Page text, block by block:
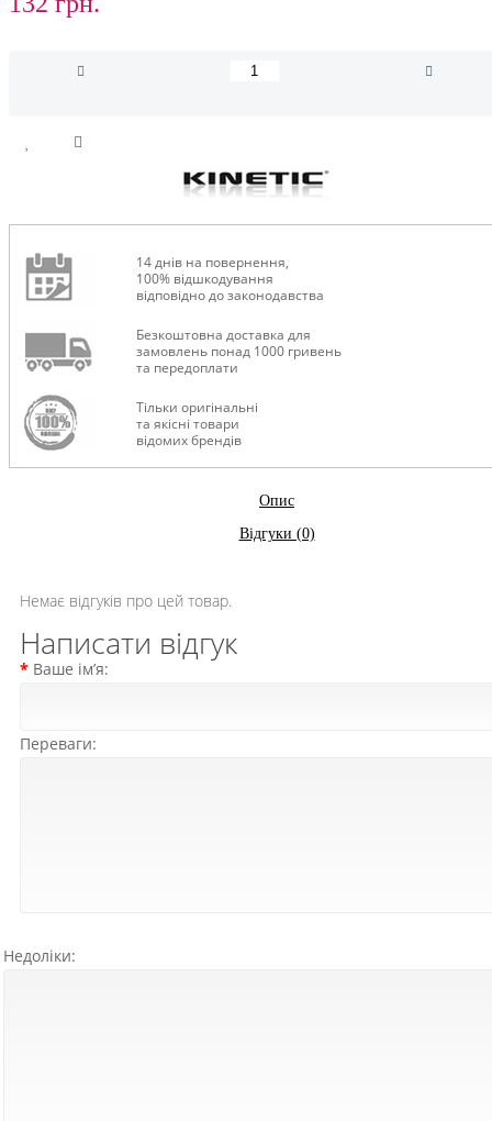
14 днів на повернення,
100% відшкодування
відповідно до законодавства
Безкоштовна доставка для
замовлень понад 1000 гривень
та передоплати
Тільки оригінальні
та якісні товари
відомих брендів
Опис
Відгуки (0)
Немає відгуків про цей товар.
Написати відгук
Ваше ім’я:
Переваги:
Недоліки: